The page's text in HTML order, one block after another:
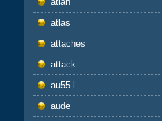
atlas
attaches
attack
au55-l
aude